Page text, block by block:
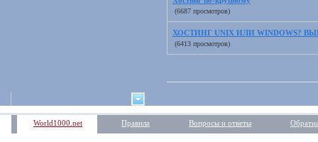
(6687 просмотров)
ХОСТИНГ UNIX ИЛИ WINDOWS?
(6413 просмотров)
World1000.net Правила Вопросы и ответы